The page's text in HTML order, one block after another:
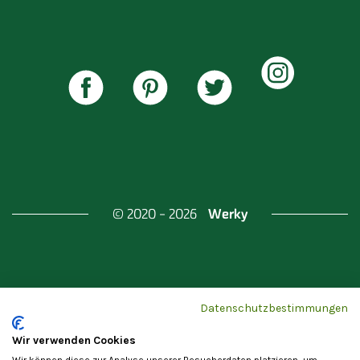
© 2020 - 2026 Werky
Datenschutzbestimmungen
Wir verwenden Cookies